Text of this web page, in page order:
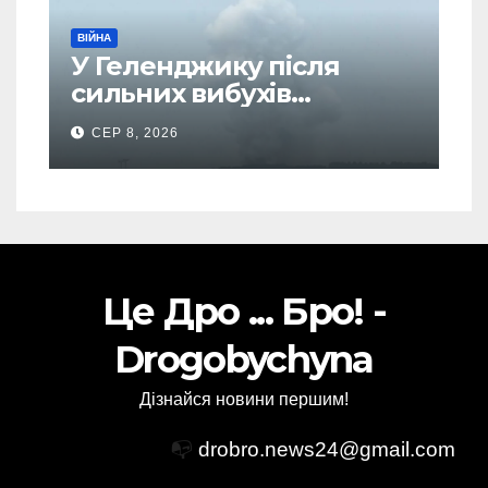
ВІЙНА
У Геленджику після
сильних вибухів
почалася масова
евакуація
СЕР 8, 2026
Це Дро ... Бро! -
Drogobychyna
Дізнайся новини першим!
📭 drobro.news24@gmail.com